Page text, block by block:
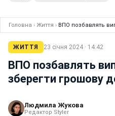
Головна › Життя › ВПО позбавлять
ЖИТТЯ 23 січня 2024 · 14:42
ВПО позбавлять
зберегти грошову
Людмила Жукова
Редактор Styler